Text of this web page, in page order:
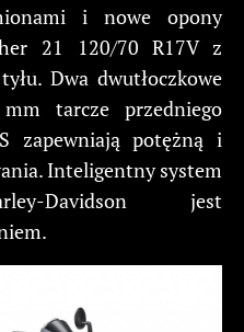
i nowe opony
21 120/70 R17V z
Dwa dwutłoczkowe
tarcze przedniego
zapewniają potężną i
Inteligentny system
Davidson jest